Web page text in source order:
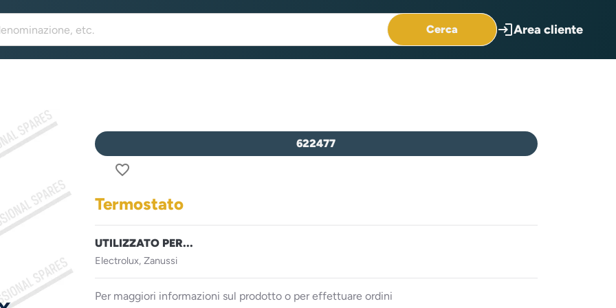
Cerca loginArea cliente
622477
favorite_border
Termostato
UTILIZZATO PER...
Electrolux, Zanussi
Per maggiori informazioni sul prodotto o per effettuare ordini